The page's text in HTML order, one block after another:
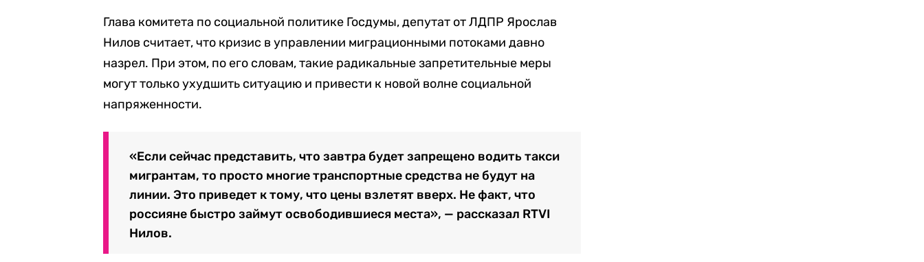
Глава комитета по социальной политике Госдумы, депутат от ЛДПР Ярослав
Нилов считает, что кризис в управлении миграционными потоками давно
назрел. При этом, по его словам, такие радикальные запретительные меры
могут только ухудшить ситуацию и привести к новой волне социальной
напряженности.
«Если сейчас представить, что завтра будет запрещено водить такси
мигрантам, то просто многие транспортные средства не будут на
линии. Это приведет к тому, что цены взлетят вверх. Не факт, что
россияне быстро займут освободившиеся места», — рассказал RTVI
Нилов.